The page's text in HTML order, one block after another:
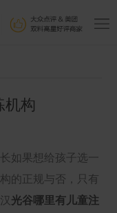
机构
如果想给孩子选一
的正规与否，只有
光谷哪里有儿童注